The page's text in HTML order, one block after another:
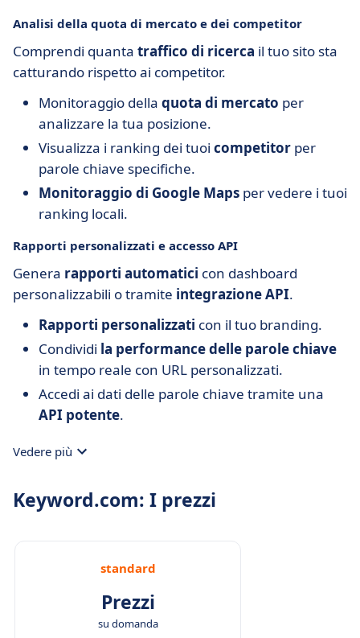
Analisi della quota di mercato e dei competitor
Comprendi quanta traffico di ricerca il tuo sito sta
catturando rispetto ai competitor.
Monitoraggio della quota di mercato per
analizzare la tua posizione.
Visualizza i ranking dei tuoi competitor per
parole chiave specifiche.
Monitoraggio di Google Maps per vedere i tuoi
ranking locali.
Rapporti personalizzati e accesso API
Genera rapporti automatici con dashboard
personalizzabili o tramite integrazione API.
Rapporti personalizzati con il tuo branding.
Condividi la performance delle parole chiave
in tempo reale con URL personalizzati.
Accedi ai dati delle parole chiave tramite una
API potente.
Vedere più
Keyword.com: I prezzi
standard
Prezzi
su domanda